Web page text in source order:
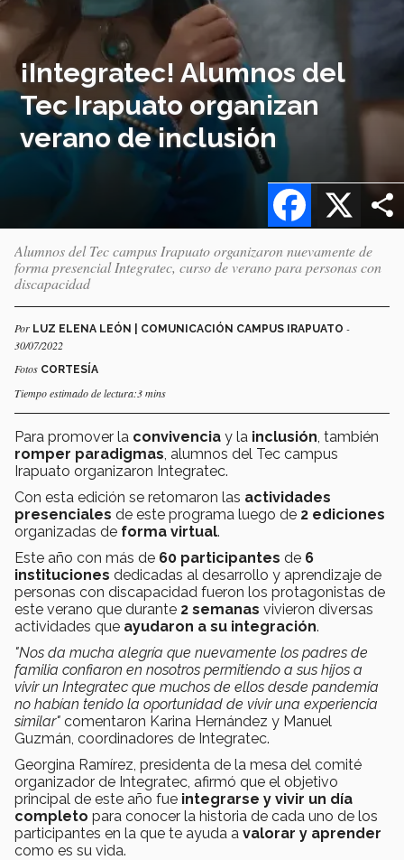
¡Integratec! Alumnos del
Tec Irapuato organizan
verano de inclusión
X
Facebook
Alumnos del Tec campus Irapuato organizaron nuevamente de
forma presencial Integratec, curso de verano para personas con
discapacidad
Por LUZ ELENA LEÓN | COMUNICACIÓN CAMPUS IRAPUATO -
30/07/2022
Fotos CORTESÍA
Tiempo estimado de lectura:3 mins
Para promover la convivencia y la inclusión , también
romper paradigmas , alumnos del Tec campus
Irapuato organizaron Integratec.
Con esta edición se retomaron las actividades
presenciales de este programa luego de 2 ediciones
organizadas de forma virtual.
Este año con más de 60 participantes de 6
instituciones dedicadas al desarrollo y aprendizaje de
personas con discapacidad fueron los protagonistas de
este verano que durante 2 semanas vivieron diversas
actividades que ayudaron a su integración.
"Nos da mucha alegría que nuevamente los padres de
familia confiaron en nosotros permitiendo a sus hijos a
vivir un Integratec que muchos de ellos desde pandemia
no habían tenido la oportunidad de vivir una experiencia
similar" comentaron Karina Hernández y Manuel
Guzmán, coordinadores de Integratec.
Georgina Ramírez, presidenta de la mesa del comité
organizador de Integratec, afirmó que el objetivo
principal de este año fue integrarse y vivir un día
completo para conocer la historia de cada uno de los
participantes en la que te ayuda a valorar y aprender
como es su vida.